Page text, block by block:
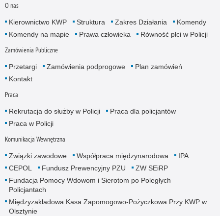
O nas
Kierownictwo KWP Struktura Zakres Działania
Komendy
Komendy na mapie
Prawa człowieka Równość płci w Policji
Zamówienia Publiczne
Przetargi Zamówienia podprogowe
Plan zamówień
Kontakt
Praca
Rekrutacja do służby w Policji
Praca dla policjantów
Praca w Policji
Komunikacja Wewnętrzna
Związki zawodowe Współpraca międzynarodowa
IPA
CEPOL
Fundusz Prewencyjny PZU
ZW SEiRP
Fundacja Pomocy Wdowom i Sierotom po Poległych
Policjantach
Międzyzakładowa Kasa Zapomogowo-Pożyczkowa Przy KWP w
Olsztynie